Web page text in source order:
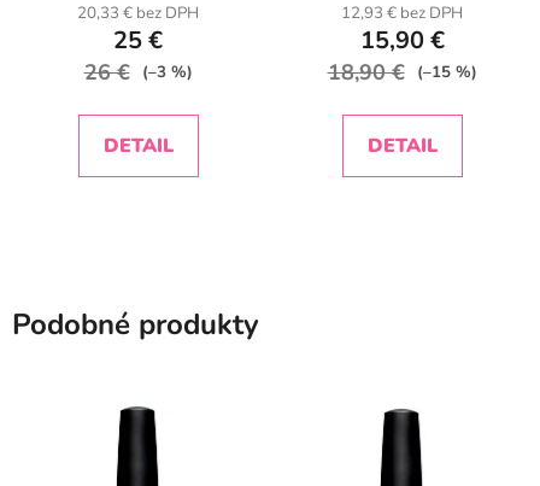
20,33 € bez DPH
25 €
26 € (–3 %)
DETAIL
12,93 € bez DPH
15,90 €
18,90 € (–15 %)
DETAIL
Podobné produkty